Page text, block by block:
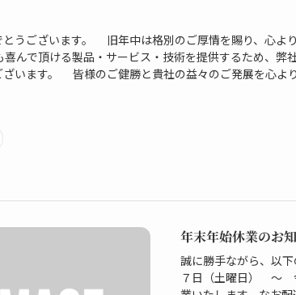
うございます。 旧年中は格別のご厚情を賜り、心よ
んで頂ける製品・サービス・技術を提供するため、弊
ざいます。 皆様のご健勝と貴社の益々のご発展を心よ
年末年始休業のお
誠に勝手ながら、以
７日（土曜日） ～